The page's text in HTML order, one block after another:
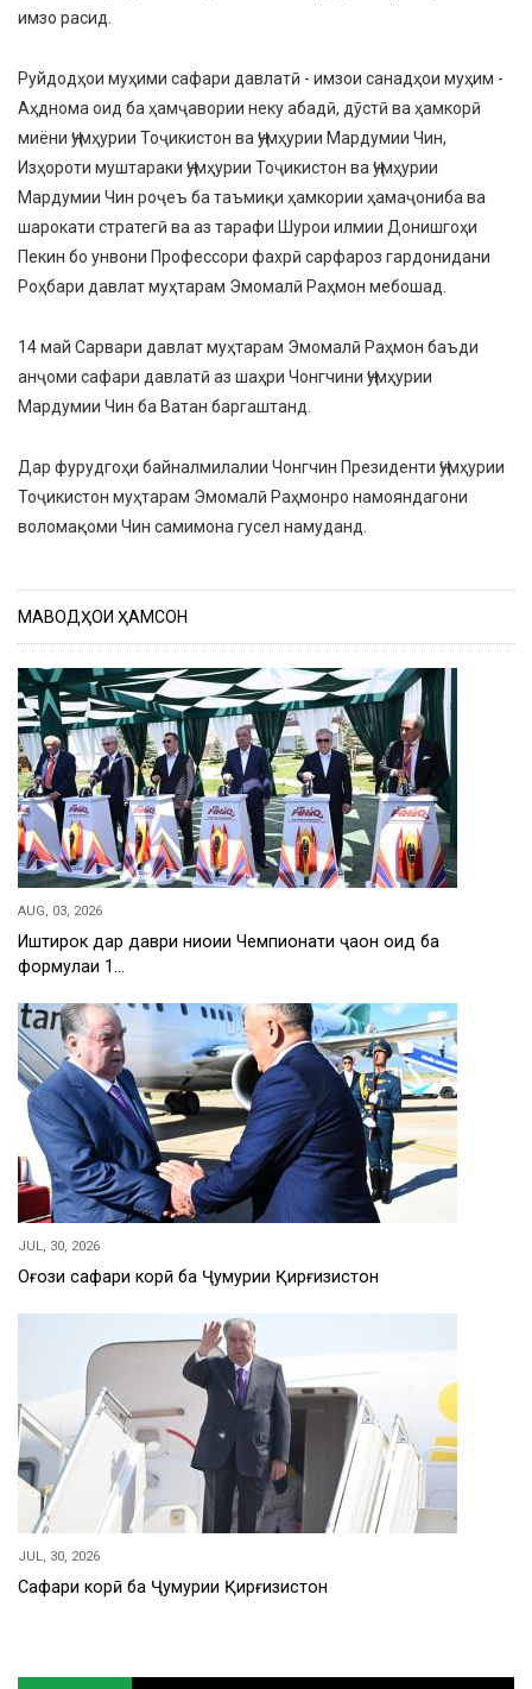
имзо расид.
​Руйдодҳои муҳими сафари давлатӣ - имзои санадҳои муҳим -
Аҳднома оид ба ҳамҷавории неку абадӣ, дӯстӣ ва ҳамкорӣ
миёни Ҷумҳурии Тоҷикистон ва Ҷумҳурии Мардумии Чин,
Изҳороти муштараки Ҷумҳурии Тоҷикистон ва Ҷумҳурии
Мардумии Чин роҷеъ ба таъмиқи ҳамкории ҳамаҷониба ва
шарокати стратегӣ ва аз тарафи Шурои илмии Донишгоҳи
Пекин бо унвони Профессори фахрӣ сарфароз гардонидани
Роҳбари давлат муҳтарам Эмомалӣ Раҳмон мебошад.
​14 май Сарвари давлат муҳтарам Эмомалӣ Раҳмон баъди
анҷоми сафари давлатӣ аз шаҳри Чонгчини Ҷумҳурии
Мардумии Чин ба Ватан баргаштанд.
​Дар фурудгоҳи байналмилалии Чонгчин Президенти Ҷумҳурии
Тоҷикистон муҳтарам Эмомалӣ Раҳмонро намояндагони
воломақоми Чин самимона гусел намуданд.
МАВОДҲОИ ҲАМСОН
AUG, 03, 2026
Иштирок дар даври ниҳоии Чемпионати ҷаҳон оид ба
формулаи 1…
JUL, 30, 2026
Оғози сафари корӣ ба Ҷумҳурии Қирғизистон
JUL, 30, 2026
Сафари корӣ ба Ҷумҳурии Қирғизистон